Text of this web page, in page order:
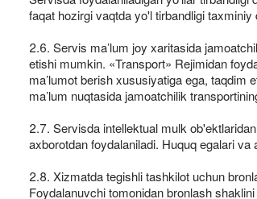
faqat hozirgi vaqtda yo'l tirbandligi
2.6. Servis ma’lum joy xaritasida
etishi mumkin. «Transport» Rejimidan
ma’lumot berish xususiyatiga ega, taqdim
ma’lum nuqtasida jamoatchilik
2.7. Servisda intellektual mulk
axborotdan foydalaniladi. Huquq egalari
2.8. Xizmatda tegishli tashkilot uchun
Foydalanuvchi tomonidan bronlash